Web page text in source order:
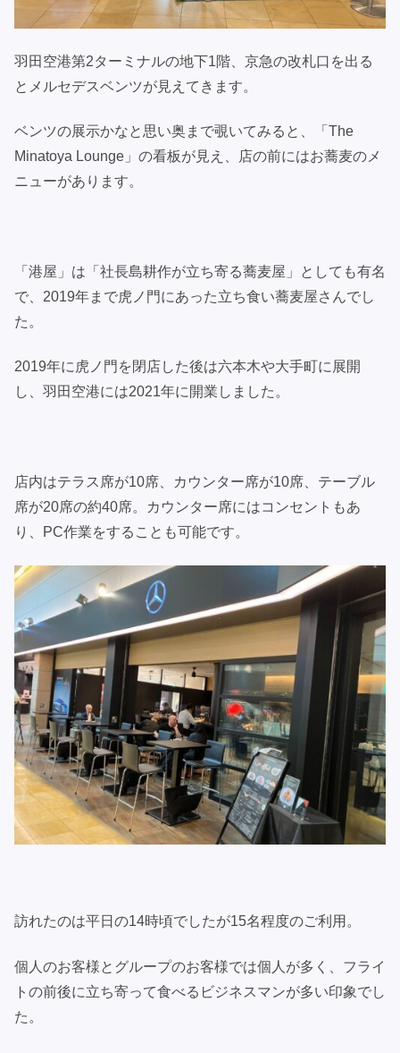
羽田空港第2ターミナルの地下1階、京急の改札口を出る
とメルセデスベンツが見えてきます。
ベンツの展示かなと思い奥まで覗いてみると、「The
Minatoya Lounge」の看板が見え、店の前にはお蕎麦のメ
ニューがあります。
「港屋」は「社長島耕作が立ち寄る蕎麦屋」としても有名
で、2019年まで虎ノ門にあった立ち食い蕎麦屋さんでし
た。
2019年に虎ノ門を閉店した後は六本木や大手町に展開
し、羽田空港には2021年に開業しました。
店内はテラス席が10席、カウンター席が10席、テーブル
席が20席の約40席。カウンター席にはコンセントもあ
り、PC作業をすることも可能です。
訪れたのは平日の14時頃でしたが15名程度のご利用。
個人のお客様とグループのお客様では個人が多く、フライ
トの前後に立ち寄って食べるビジネスマンが多い印象でし
た。